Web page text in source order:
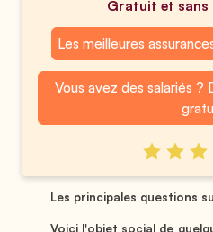
Gratuit et sans
Les meilleures
Vous avez des salariés ?
Les principales questions
Voici l'objet social de